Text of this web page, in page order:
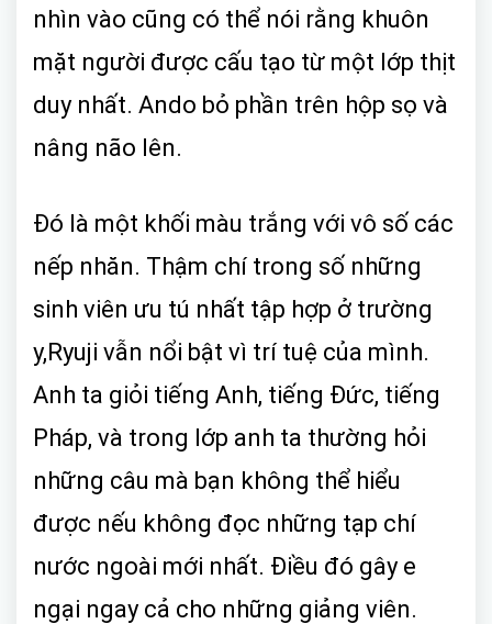
nhìn vào cũng có thể nói rằng khuôn
mặt người được cấu tạo từ một lớp thịt
duy nhất. Ando bỏ phần trên hộp sọ và
nâng não lên.
Đó là một khối màu trắng với vô số các
nếp nhăn. Thậm chí trong số những
sinh viên ưu tú nhất tập hợp ở trường
y,Ryuji vẫn nổi bật vì trí tuệ của mình.
Anh ta giỏi tiếng Anh, tiếng Đức, tiếng
Pháp, và trong lớp anh ta thường hỏi
những câu mà bạn không thể hiểu
được nếu không đọc những tạp chí
nước ngoài mới nhất. Điều đó gây e
ngại ngay cả cho những giảng viên.